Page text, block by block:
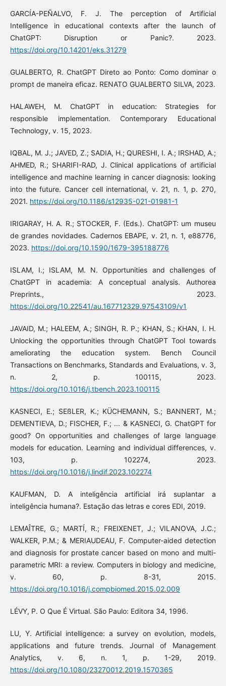
GARCÍA-PEÑALVO, F. J. The perception of Artificial
Intelligence in educational contexts after the launch of
ChatGPT: Disruption or Panic?. 2023.
https://doi.org/10.14201/eks.31279
GUALBERTO, R. ChatGPT Direto ao Ponto: Como dominar o
prompt de maneira eficaz. RENATO GUALBERTO SILVA, 2023.
HALAWEH, M. ChatGPT in education: Strategies for
responsible implementation. Contemporary Educational
Technology, v. 15, 2023.
IQBAL, M. J.; JAVED, Z.; SADIA, H.; QURESHI, I. A.; IRSHAD, A.;
AHMED, R.; SHARIFI-RAD, J. Clinical applications of artificial
intelligence and machine learning in cancer diagnosis: looking
into the future. Cancer cell international, v. 21, n. 1, p. 270,
2021. https://doi.org/10.1186/s12935-021-01981-1
IRIGARAY, H. A. R.; STOCKER, F. (Eds.). ChatGPT: um museu
de grandes novidades. Cadernos EBAPE, v. 21, n. 1, e88776,
2023. https://doi.org/10.1590/1679-395188776
ISLAM, I.; ISLAM, M. N. Opportunities and challenges of
ChatGPT in academia: A conceptual analysis. Authorea
Preprints., 2023.
https://doi.org/10.22541/au.167712329.97543109/v1
JAVAID, M.; HALEEM, A.; SINGH, R. P.; KHAN, S.; KHAN, I. H.
Unlocking the opportunities through ChatGPT Tool towards
ameliorating the education system. Bench Council
Transactions on Benchmarks, Standards and Evaluations, v. 3,
n. 2, p. 100115, 2023.
https://doi.org/10.1016/j.tbench.2023.100115
KASNECI, E.; SEßLER, K.; KÜCHEMANN, S.; BANNERT, M.;
DEMENTIEVA, D.; FISCHER, F.; ... & KASNECI, G. ChatGPT for
good? On opportunities and challenges of large language
models for education. Learning and individual differences, v.
103, p. 102274, 2023.
https://doi.org/10.1016/j.lindif.2023.102274
KAUFMAN, D. A inteligência artificial irá suplantar a
inteligência humana?. Estação das letras e cores EDI, 2019.
LEMAÎTRE, G.; MARTÍ, R.; FREIXENET, J.; VILANOVA, J.C.;
WALKER, P.M.; & MERIAUDEAU, F. Computer-aided detection
and diagnosis for prostate cancer based on mono and multi-
parametric MRI: a review. Computers in biology and medicine,
v. 60, p. 8-31, 2015.
https://doi.org/10.1016/j.compbiomed.2015.02.009
LÉVY, P. O Que É Virtual. São Paulo: Editora 34, 1996.
LU, Y. Artificial intelligence: a survey on evolution, models,
applications and future trends. Journal of Management
Analytics, v. 6, n. 1, p. 1-29, 2019.
https://doi.org/10.1080/23270012.2019.1570365